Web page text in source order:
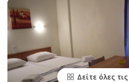
Δείτε όλες